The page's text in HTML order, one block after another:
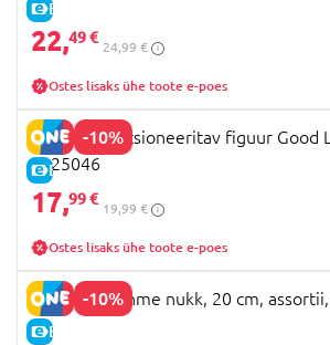
E-HIND
22,49 €
24,99 €
Ostes lisaks ühe toote e-poes
-10%
E-HIND
Q.KID kollektsioneeritav figuur Good
2025046
17,99 €
19,99 €
Ostes lisaks ühe toote e-poes
-10%
E-HIND
MIYOO 2 pehme nukk, 20 cm,